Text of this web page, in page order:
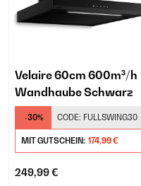
Velaire 60cm 600m³/h
Wandhaube Schwarz
-30% CODE: FULLSWING30
MIT GUTSCHEIN: 174,99 €
249,99 €